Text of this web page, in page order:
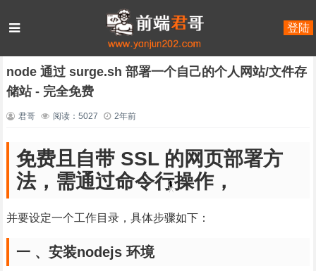
登陆
nood.js 正文
node 通过 surge.sh 部署一个自己的个人网站/文件存
储站 - 完全免费
君哥 阅读：5027 2年前
免费且自带 SSL 的网页部署方
法，需通过命令行操作，
并要设定一个工作目录，具体步骤如下：
一 、安装nodejs 环境